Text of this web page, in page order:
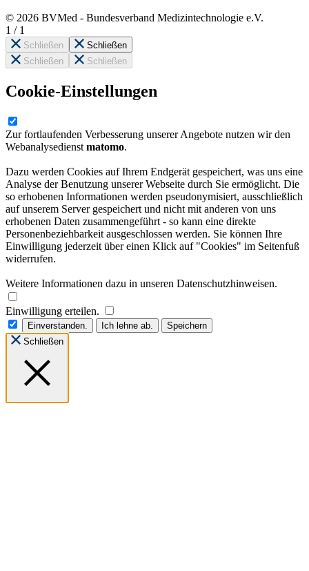
© 2026 BVMed - Bundesverband Medizintechnologie e.V.
1 / 1
Schließen
Schließen
Schließen
Schließen
Cookie-Einstellungen
Zur fortlaufenden Verbesserung unserer Angebote nutzen wir den
Webanalysedienst matomo.
Dazu werden Cookies auf Ihrem Endgerät gespeichert, was uns eine
Analyse der Benutzung unserer Webseite durch Sie ermöglicht. Die
so erhobenen Informationen werden pseudonymisiert, ausschließlich
auf unserem Server gespeichert und nicht mit anderen von uns
erhobenen Daten zusammengeführt - so kann eine direkte
Personenbeziehbarkeit ausgeschlossen werden. Sie können Ihre
Einwilligung jederzeit über einen Klick auf "Cookies" im Seitenfuß
widerrufen.
Weitere Informationen dazu in unseren Datenschutzhinweisen.
Einwilligung erteilen.
Einverstanden. Ich lehne ab.
Speichern
Schließen